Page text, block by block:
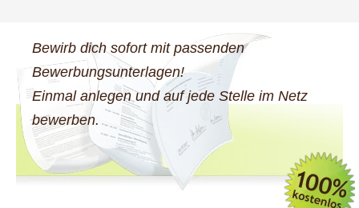
Bewirb dich sofort mit passenden
Bewerbungsunterlagen!
Einmal anlegen und auf jede Stelle im Netz
bewerben.